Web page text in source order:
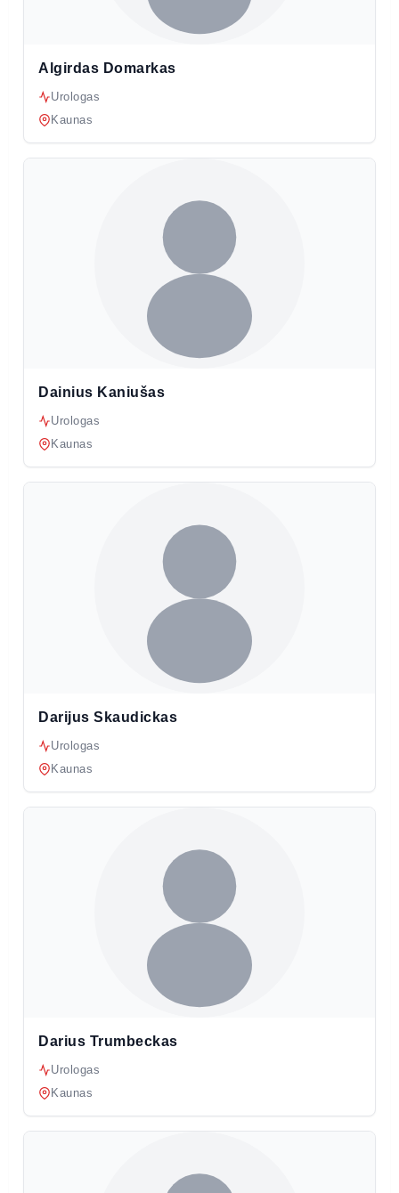
Algirdas Domarkas
Urologas
Kaunas
Dainius Kaniušas
Urologas
Kaunas
Darijus Skaudickas
Urologas
Kaunas
Darius Trumbeckas
Urologas
Kaunas